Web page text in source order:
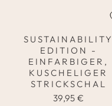
SUSTAINABILITY
EDITION -
EINFARBIGER,
KUSCHELIGER
STRICKSCHAL
39,95 €